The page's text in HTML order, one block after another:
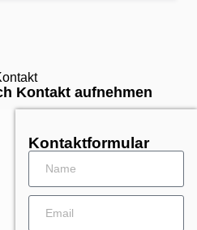
Kontakt aufnehmen
Kontaktformular